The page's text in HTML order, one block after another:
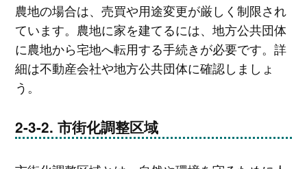
農地の場合は、売買や用途変更が厳しく制限され
ています。農地に家を建てるには、地方公共団体
に農地から宅地へ転用する手続きが必要です。詳
細は不動産会社や地方公共団体に確認しましょ
う。
市街化調整区域